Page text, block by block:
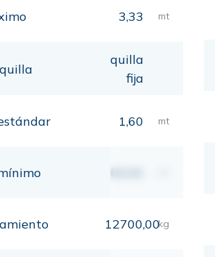
3,33 mt
quilla
fija
1,60 mt
00,00
12700,00kg